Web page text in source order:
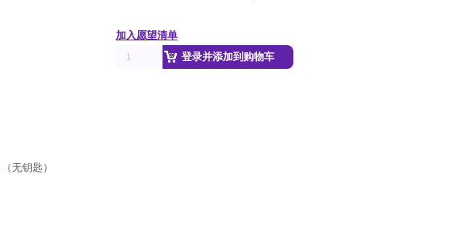
加入愿望清单
登录并添加到购物车
无钥匙）